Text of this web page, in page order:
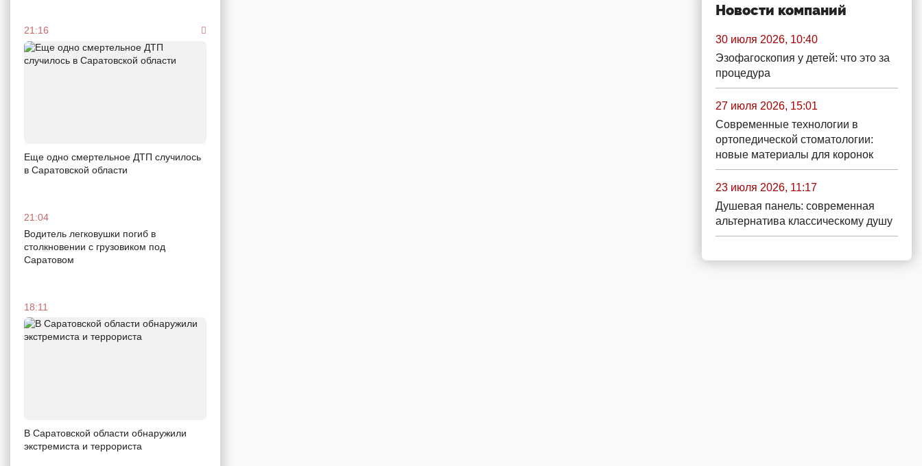
21:16
Еще одно смертельное ДТП случилось
в Саратовской области
21:04
Водитель легковушки погиб в
столкновении с грузовиком под
Саратовом
18:11
В Саратовской области обнаружили
экстремиста и террориста
Новости компаний
30 июля 2026, 10:40
Эзофагоскопия у детей: что это за
процедура
27 июля 2026, 15:01
Современные технологии в
ортопедической стоматологии:
новые материалы для коронок
23 июля 2026, 11:17
Душевая панель: современная
альтернатива классическому душу